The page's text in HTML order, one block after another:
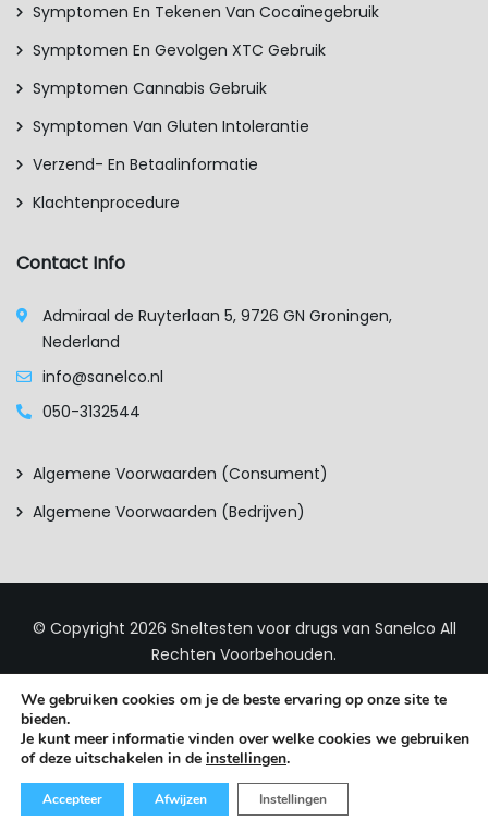
Symptomen En Tekenen Van Cocaïnegebruik
Symptomen En Gevolgen XTC Gebruik
Symptomen Cannabis Gebruik
Symptomen Van Gluten Intolerantie
Verzend- En Betaalinformatie
Klachtenprocedure
Contact Info
Admiraal de Ruyterlaan 5, 9726 GN Groningen,
Nederland
info@sanelco.nl
050-3132544
Algemene Voorwaarden (consument)
Algemene Voorwaarden (bedrijven)
© Copyright 2026 Sneltesten voor drugs van Sanelco All
Rechten Voorbehouden.
We gebruiken cookies om je de beste ervaring op onze site te
bieden.
Je kunt meer informatie vinden over welke cookies we gebruiken
of deze uitschakelen in de instellingen.
Accepteer Afwijzen Instellingen